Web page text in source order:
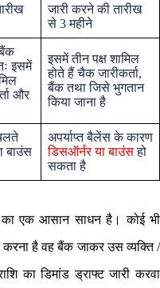
जारी करने की तारीख
से 3 महीने
इसमें
और
इसमें तीन पक्ष शामिल
होते हैं चैक जारीकर्ता,
बैंक तथा जिसे भुगतान
किया जाना है
बाउंस
अपर्याप्त बैलेंस के कारण
डिसऑर्नर या बाउंसहो
सकता है
का एक आसान साधन है। कोई भी
करना है वह बैंक जाकर उस व्यक्ति /
का डिमांड ड्राफ्ट जारी करवा